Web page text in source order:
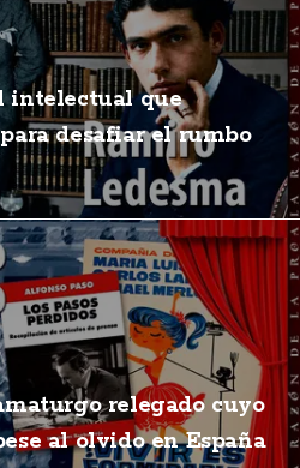
intelectual que
desafiar el rumbo
relegado cuyo
al olvido en España